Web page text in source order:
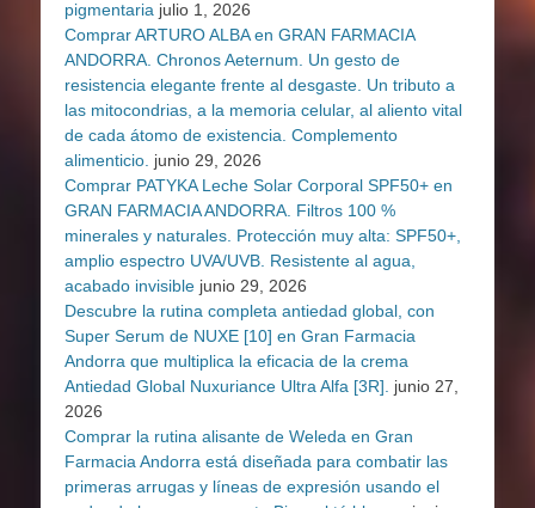
pigmentaria julio 1, 2026
Comprar ARTURO ALBA en GRAN FARMACIA
ANDORRA. Chronos Aeternum. Un gesto de
resistencia elegante frente al desgaste. Un tributo a
las mitocondrias, a la memoria celular, al aliento vital
de cada átomo de existencia. Complemento
alimenticio. junio 29, 2026
Comprar PATYKA Leche Solar Corporal SPF50+ en
GRAN FARMACIA ANDORRA. Filtros 100 %
minerales y naturales. Protección muy alta: SPF50+,
amplio espectro UVA/UVB. Resistente al agua,
acabado invisible junio 29, 2026
Descubre la rutina completa antiedad global, con
Super Serum de NUXE [10] en Gran Farmacia
Andorra que multiplica la eficacia de la crema
Antiedad Global Nuxuriance Ultra Alfa [3R].
junio 27,
2026
Comprar la rutina alisante de Weleda en Gran
Farmacia Andorra está diseñada para combatir las
primeras arrugas y líneas de expresión usando el